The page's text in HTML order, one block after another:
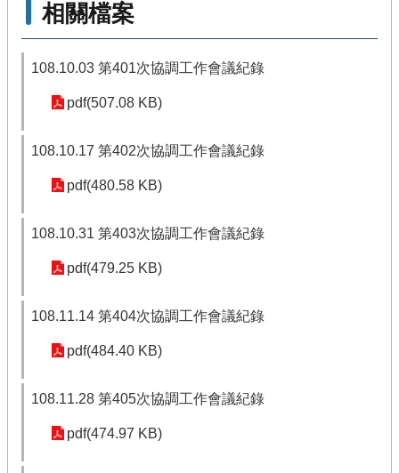
相關檔案
108.10.03 第401次協調工作會議紀錄
pdf(507.08 KB)
108.10.17 第402次協調工作會議紀錄
pdf(480.58 KB)
108.10.31 第403次協調工作會議紀錄
pdf(479.25 KB)
108.11.14 第404次協調工作會議紀錄
pdf(484.40 KB)
108.11.28 第405次協調工作會議紀錄
pdf(474.97 KB)